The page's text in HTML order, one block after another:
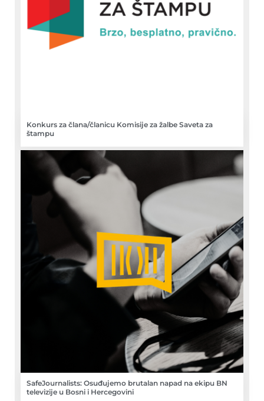
Konkurs za člana/članicu Komisije za žalbe Saveta za
štampu
SafeJournalists: Osuđujemo brutalan napad na ekipu BN
televizije u Bosni i Hercegovini